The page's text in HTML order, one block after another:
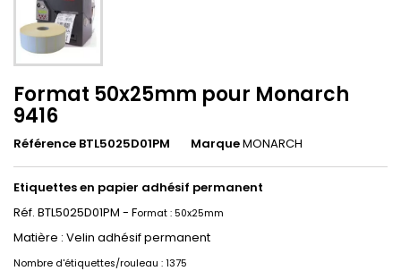
Format 50x25mm pour Monarch
9416
Référence BTL5025D01PM MarqueMONARCH
Etiquettes en papier adhésif permanent
Réf. BTL5025D01PM - Format : 50x25mm
Matière : Velin adhésif permanent
Nombre d'étiquettes/rouleau : 1375